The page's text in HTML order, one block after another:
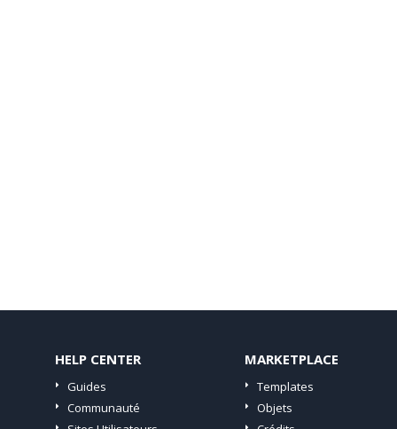
HELP CENTER
Guides
Communauté
MARKETPLACE
Templates
Objets